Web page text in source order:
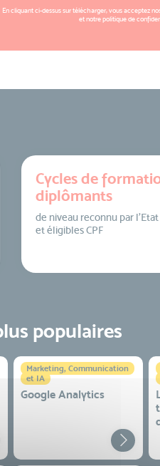
En cliquant ci-dessus sur télécharger, vous acceptez
et notrepolitique de
Cycles de
diplômants
de niveau reconnu par l’Etat
et éligibles CPF
populaires
Marketing, Communication
et IA
Google Analytics